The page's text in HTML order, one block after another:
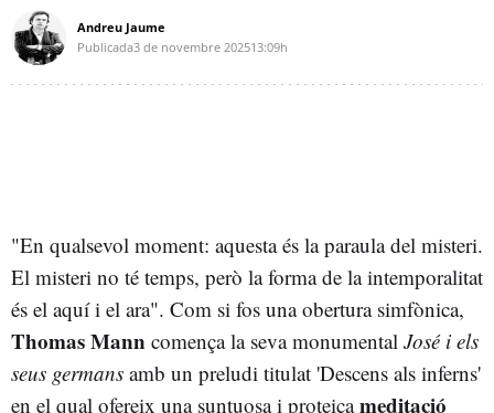
Andreu Jaume
Publicada3 de novembre 202513:09h
"En qualsevol moment: aquesta és la paraula del misteri.
El misteri no té temps, però la forma de la intemporalitat
és el aquí i el ara". Com si fos una obertura simfònica,
Thomas Mann comença la seva monumental José i els
seus germans amb un preludi titulat 'Descens als inferns'
en el qual ofereix una suntuosa i proteicameditació